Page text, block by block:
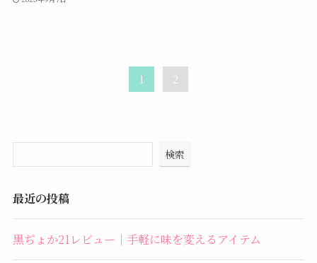
1 2
検索
最近の投稿
黒ぢょか21レビュー｜手軽に味を変えるアイテム